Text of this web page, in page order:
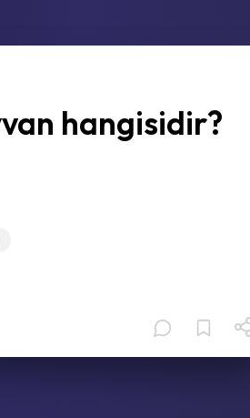
hangisidir?